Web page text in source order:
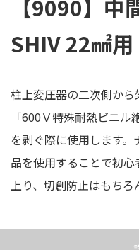
【9090】中
SHIV 22㎟用
柱上変圧器の二次側か
「600Ｖ特殊耐熱ビニ
を剥ぐ際に使用します
品を使用することで初
上り、切創防止はもち